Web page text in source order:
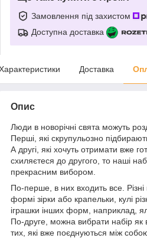
Замовлення під захистом
Доступна доставка
Доставка
Опис
Люди в новорічні свята можуть
Перші, які скрупульозно
А другі, які хочуть отримати вже
схиляєтеся до другого, то наші
прекрасним вибором.
По-перше, в них входить все. Різні
формі зірки або крапельки, кулі
іграшки інших форм, наприклад,
По-друге, можна вибрати набір як
тих, які вже поєднуються між